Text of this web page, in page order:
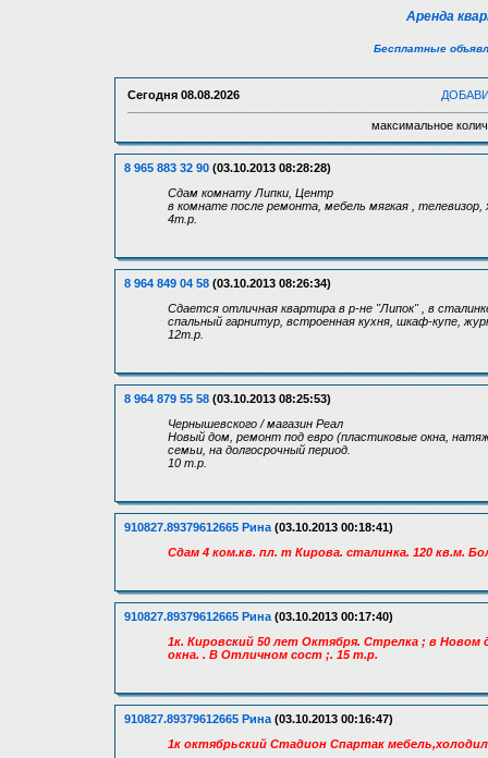
Аренда
Бесплатные
Сегодня 08.08.2026
максимальное
8 965 883 32 90 (03.10.2013 08:28:28)
Сдам комнату Липки, Центр
в комнате после ремонта, мебель мягкая ,
4т.р.
8 964 849 04 58 (03.10.2013 08:26:34)
Сдается отличная квартира в р-не "Липок" , в
спальный гарнитур, встроенная кухня, шкаф-купе,
12т.р.
8 964 879 55 58 (03.10.2013 08:25:53)
Чернышевского / магазин Реал
Новый дом, ремонт под евро (пластиковые окна,
семьи, на долгосрочный период.
10 т.р.
910827.89379612665 Рина (03.10.2013 00:18:41)
Сдам 4 ком.кв. пл. т Кирова. сталинка. 120 кв.м.
910827.89379612665 Рина (03.10.2013 00:17:40)
1к. Кировский 50 лет Октября. Стрелка ; в
окна. . В Отличном сост ;. 15 т.р.
910827.89379612665 Рина (03.10.2013 00:16:47)
1к октябрьский Стадион Спартак